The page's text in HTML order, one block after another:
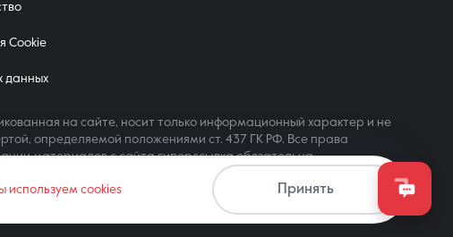
Cookie
данных
на сайте, носит только информационный характер и не
определяемой положениями ст. 437 ГК РФ. Все права
материалов с сайта гиперссылка обязательна
используем cookies Принять